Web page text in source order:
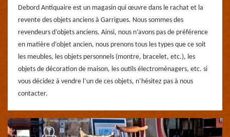
Debord Antiquaire est un magasin qui œuvre dans le rachat et la
revente des objets anciens à Garrigues. Nous sommes des
revendeurs d’objets anciens. Ainsi, nous n’avons pas de préférence
en matière d’objet ancien, nous prenons tous les types que ce soit
les meubles, les objets personnels (montre, bracelet, etc.), les
objets de décoration de maison, les outils électroménagers, etc. si
vous décidez à vendre l’un de ces objets, n’hésitez pas à nous
contacter.